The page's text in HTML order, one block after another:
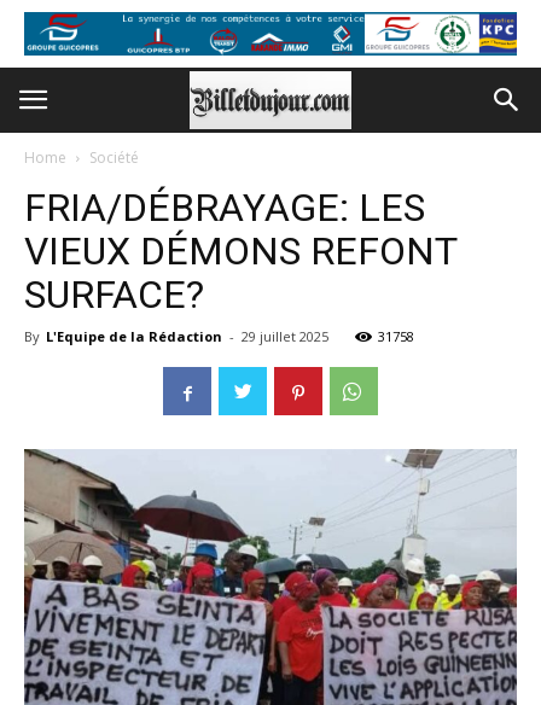
Home Société
FRIA/DÉBRAYAGE: LES
VIEUX DÉMONS REFONT
SURFACE?
By L'Equipe de la Rédaction - 29 juillet 2025 31758